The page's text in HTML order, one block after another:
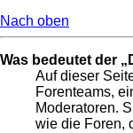
Nach oben
Was bedeutet der
Auf dieser
Forenteams,
Moderatoren.
wie die Foren,